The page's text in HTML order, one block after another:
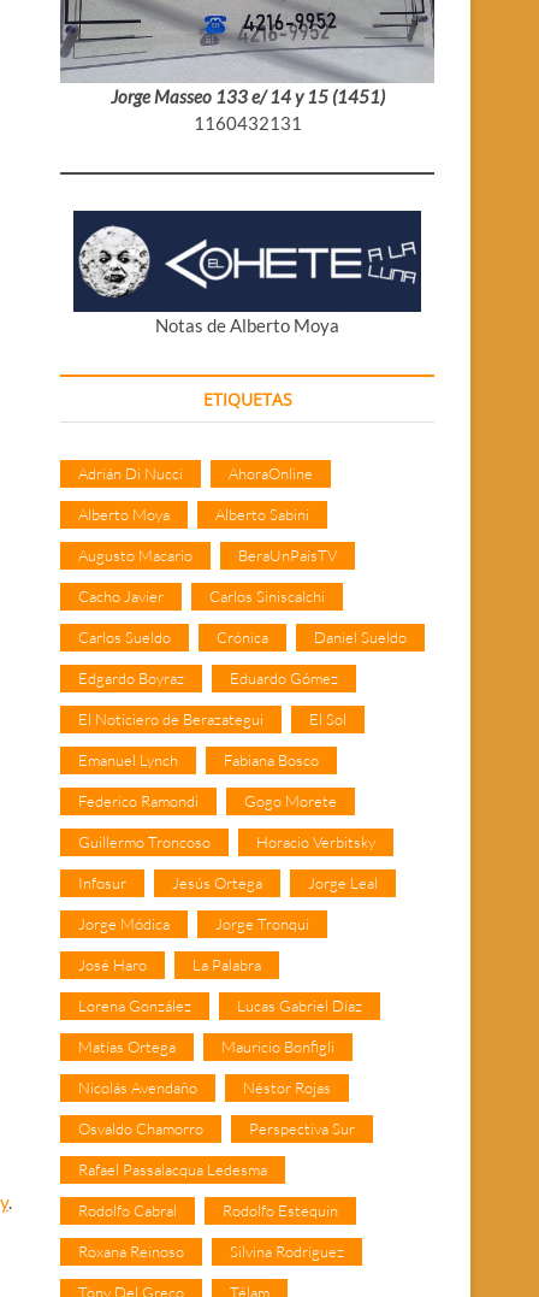
.
Jorge Masseo 133 e/ 14 y 15 (1451)
1160432131
Notas de Alberto Moya
ETIQUETAS
Adrián Di Nucci AhoraOnline
Alberto Moya Alberto Sabini
Augusto Macario BeraUnPaisTV
Cacho Javier Carlos Siniscalchi
Carlos Sueldo Crónica Daniel Sueldo
Edgardo Boyraz Eduardo Gómez
El Noticiero de Berazategui El Sol
Emanuel Lynch Fabiana Bosco
Federico Ramondi Gogo Morete
Guillermo Troncoso Horacio Verbitsky
Infosur Jesús Ortega Jorge Leal
Jorge Módica Jorge Tronqui
José Haro La Palabra
Lorena González Lucas Gabriel Díaz
Matías Ortega Mauricio Bonfigli
Nicolás Avendaño Néstor Rojas
Osvaldo Chamorro Perspectiva Sur
Rafael Passalacqua Ledesma
Rodolfo Cabral Rodolfo Estequin
Roxana Reinoso Silvina Rodríguez
Tony Del Greco Télam